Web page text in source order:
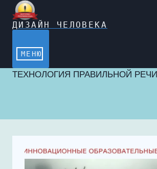
Перейти
содержимому
ДИЗАЙН ЧЕЛОВЕКА
МЕНЮ
ТЕХНОЛОГИЯ ПРАВИЛЬНОЙ РЕЧИ